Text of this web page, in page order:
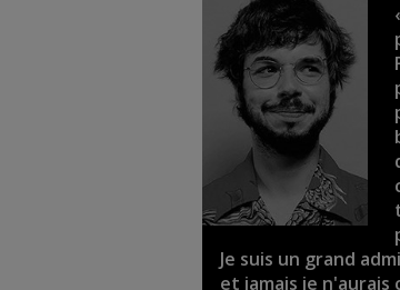
Je suis un grand
et jamais je n'aurais